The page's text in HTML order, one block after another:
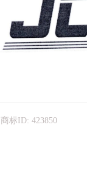
商标ID: 423850